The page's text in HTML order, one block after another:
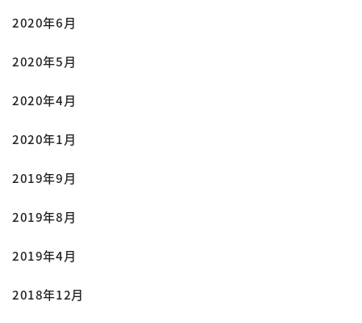
2020年6月
2020年5月
2020年4月
2020年1月
2019年9月
2019年8月
2019年4月
2018年12月